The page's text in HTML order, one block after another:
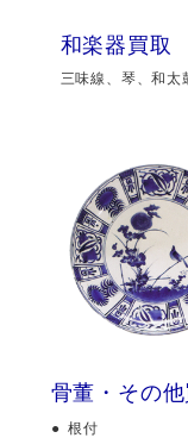
和楽器買取
三味線、琴、和太
骨董・その他
根付